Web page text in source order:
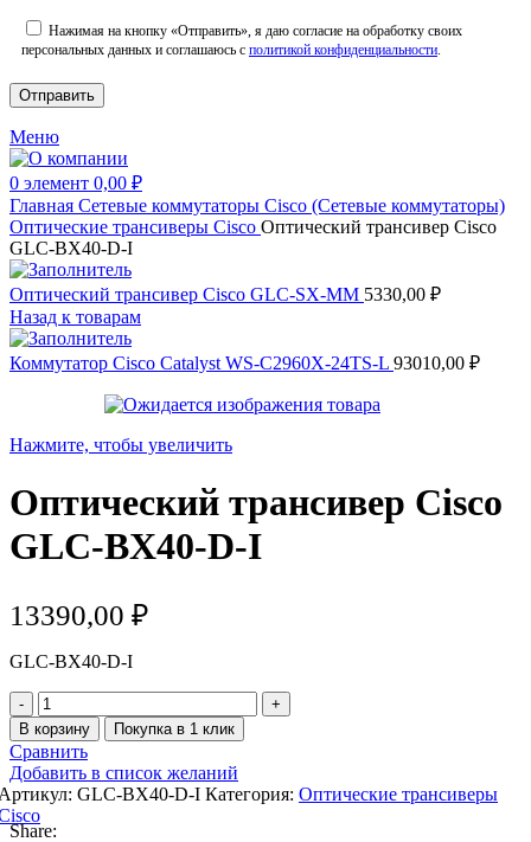
Нажимая на кнопку «Отправить», я даю согласие на обработку своих
персональных данных и соглашаюсь с политикой конфиденциальности
Меню
0 элемент 0,00 ₽
Главная Сетевые коммутаторы Cisco (Сетевые коммутаторы)
Оптические трансиверы Cisco Оптический трансивер Cisco
GLC-BX40-D-I
Оптический трансивер Cisco GLC-SX-MM 5330,00 ₽
Назад к товарам
Коммутатор Cisco Catalyst WS-C2960X-24TS-L 93010,00 ₽
Нажмите, чтобы увеличить
Оптический трансивер Cisco
GLC-BX40-D-I
13390,00 ₽
GLC-BX40-D-I
Количество
товара
Оптический
трансивер
Cisco
GLC-
BX40-
В корзину Покупка в 1 клик
Сравнить
Добавить в список желаний
GLC-BX40-D-I Категория: Оптические трансиверы
Share: